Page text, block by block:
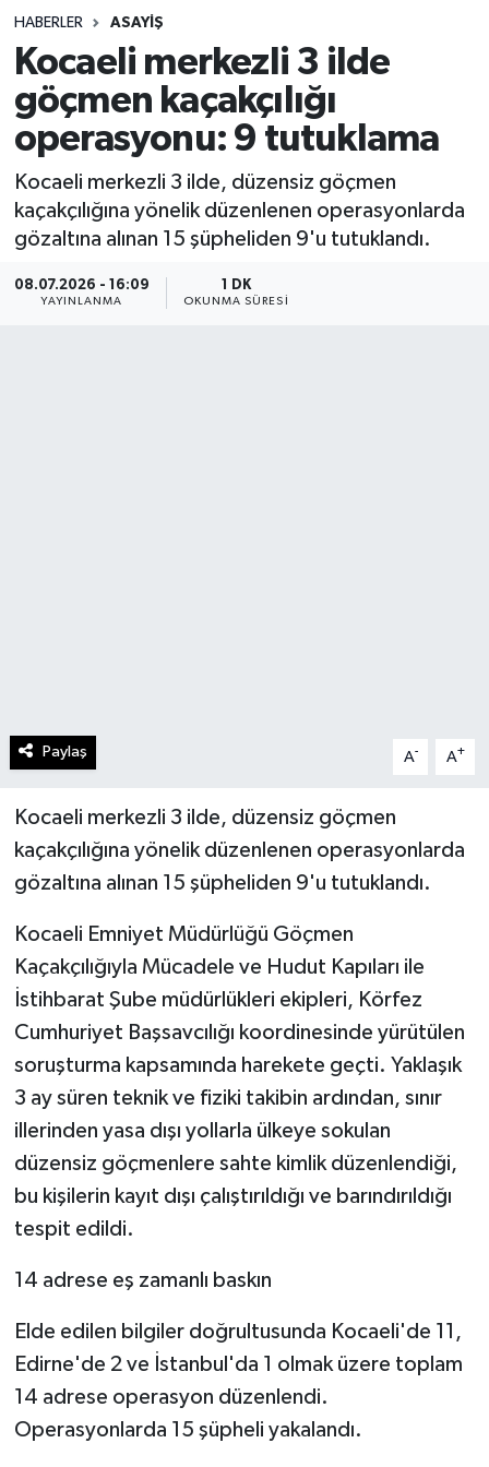
HABERLER ASAYIŞ
Kocaeli merkezli 3 ilde
göçmen kaçakçılığı
operasyonu: 9 tutuklama
Kocaeli merkezli 3 ilde, düzensiz göçmen
kaçakçılığına yönelik düzenlenen operasyonlarda
gözaltına alınan 15 şüpheliden 9'u tutuklandı.
08.07.2026 - 16:09
YAYINLANMA
1 DK
OKUNMA SÜRESI
Paylaş A- A+
Kocaeli merkezli 3 ilde, düzensiz göçmen
kaçakçılığına yönelik düzenlenen operasyonlarda
gözaltına alınan 15 şüpheliden 9'u tutuklandı.
Kocaeli Emniyet Müdürlüğü Göçmen
Kaçakçılığıyla Mücadele ve Hudut Kapıları ile
İstihbarat Şube müdürlükleri ekipleri, Körfez
Cumhuriyet Başsavcılığı koordinesinde yürütülen
soruşturma kapsamında harekete geçti. Yaklaşık
3 ay süren teknik ve fiziki takibin ardından, sınır
illerinden yasa dışı yollarla ülkeye sokulan
düzensiz göçmenlere sahte kimlik düzenlendiği,
bu kişilerin kayıt dışı çalıştırıldığı ve barındırıldığı
tespit edildi.
14 adrese eş zamanlı baskın
Elde edilen bilgiler doğrultusunda Kocaeli'de 11,
Edirne'de 2 ve İstanbul'da 1 olmak üzere toplam
14 adrese operasyon düzenlendi.
Operasyonlarda 15 şüpheli yakalandı.
Spor
Teknoloji
Yaşam